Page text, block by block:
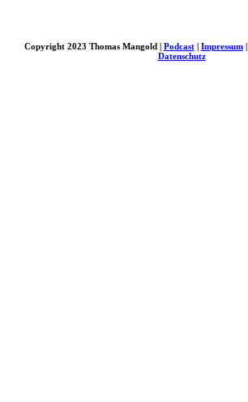
Copyright 2023 Thomas Mangold | Podcast| Impressum|
Datenschutz